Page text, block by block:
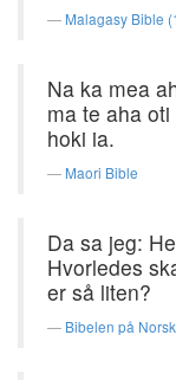
Malagasy Bible
Na ka mea
ma te aha
hoki ia.
Maori Bible
Da sa jeg:
Hvorledes
er så liten?
Bibelen på